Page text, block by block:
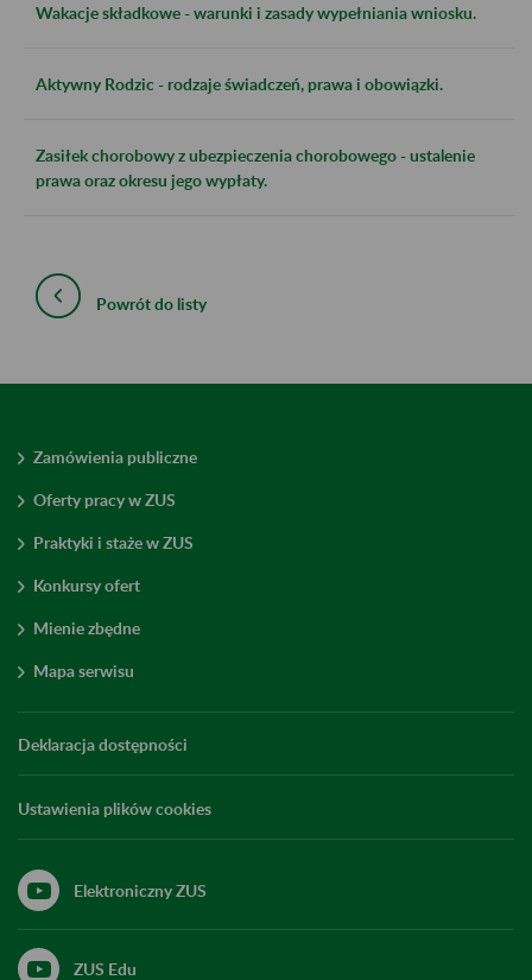
Wakacje składkowe - warunki i zasady wypełniania wniosku.
Aktywny Rodzic - rodzaje świadczeń, prawa i obowiązki.
Zasiłek chorobowy z ubezpieczenia chorobowego - ustalenie
prawa oraz okresu jego wypłaty.
Powrót do listy
Zamówienia publiczne
Oferty pracy w ZUS
Praktyki i staże w ZUS
Konkursy ofert
Mienie zbędne
Mapa serwisu
Deklaracja dostępności
Ustawienia plików cookies
Elektroniczny ZUS
ZUS Edu